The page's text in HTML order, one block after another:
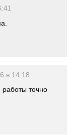
в 14:18
точно